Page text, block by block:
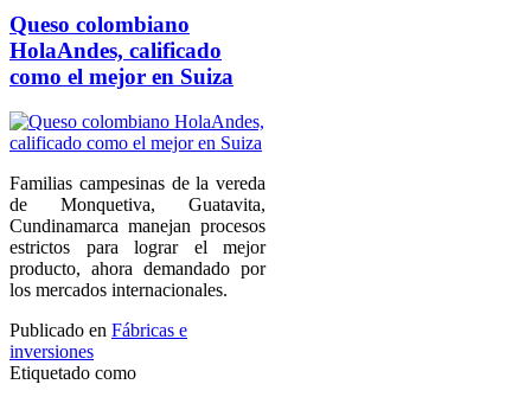
Queso colombiano
HolaAndes, calificado
como el mejor en Suiza
Familias campesinas de la vereda
de Monquetiva, Guatavita,
Cundinamarca manejan procesos
estrictos para lograr el mejor
producto, ahora demandado por
los mercados internacionales.
Publicado en Fábricas e
inversiones
Etiquetado como